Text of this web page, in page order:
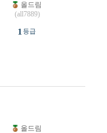
올드림
(all7889)
1 등급
올드림